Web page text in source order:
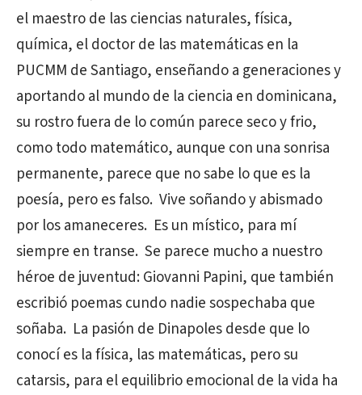
el maestro de las ciencias naturales, física,
química, el doctor de las matemáticas en la
PUCMM de Santiago, enseñando a generaciones y
aportando al mundo de la ciencia en dominicana,
su rostro fuera de lo común parece seco y frio,
como todo matemático, aunque con una sonrisa
permanente, parece que no sabe lo que es la
poesía, pero es falso. Vive soñando y abismado
por los amaneceres. Es un místico, para mí
siempre en transe. Se parece mucho a nuestro
héroe de juventud: Giovanni Papini, que también
escribió poemas cundo nadie sospechaba que
soñaba. La pasión de Dinapoles desde que lo
conocí es la física, las matemáticas, pero su
catarsis, para el equilibrio emocional de la vida ha